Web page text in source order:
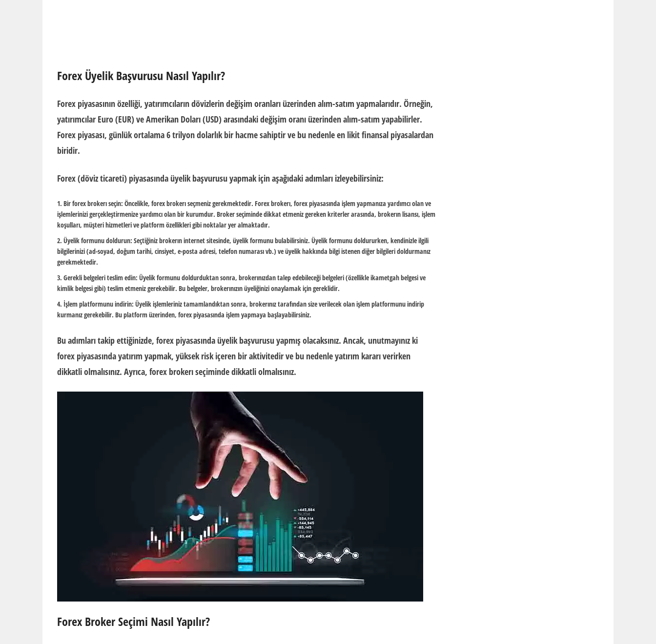
Forex Üyelik Başvurusu Nasıl Yapılır?
Forex piyasasının özelliği, yatırımcıların dövizlerin değişim oranları üzerinden alım-satım yapmalarıdır. Örneğin,
yatırımcılar Euro (EUR) ve Amerikan Doları (USD) arasındaki değişim oranı üzerinden alım-satım yapabilirler.
Forex piyasası, günlük ortalama 6 trilyon dolarlık bir hacme sahiptir ve bu nedenle en likit finansal piyasalardan
biridir.
Forex (döviz ticareti) piyasasında üyelik başvurusu yapmak için aşağıdaki adımları izleyebilirsiniz:
Bir forex brokerı seçin: Öncelikle, forex brokerı seçmeniz gerekmektedir. Forex brokerı, forex piyasasında işlem yapmanıza yardımcı olan ve
işlemlerinizi gerçekleştirmenize yardımcı olan bir kurumdur. Broker seçiminde dikkat etmeniz gereken kriterler arasında, brokerın lisansı, işlem
koşulları, müşteri hizmetleri ve platform özellikleri gibi noktalar yer almaktadır.
Üyelik formunu doldurun: Seçtiğiniz brokerın internet sitesinde, üyelik formunu bulabilirsiniz. Üyelik formunu doldururken, kendinizle ilgili
bilgilerinizi (ad-soyad, doğum tarihi, cinsiyet, e-posta adresi, telefon numarası vb.) ve üyelik hakkında bilgi istenen diğer bilgileri doldurmanız
gerekmektedir.
Gerekli belgeleri teslim edin: Üyelik formunu doldurduktan sonra, brokerınızdan talep edebileceği belgeleri (özellikle ikametgah belgesi ve
kimlik belgesi gibi) teslim etmeniz gerekebilir. Bu belgeler, brokerınızın üyeliğinizi onaylamak için gereklidir.
İşlem platformunu indirin: Üyelik işlemleriniz tamamlandıktan sonra, brokerınız tarafından size verilecek olan işlem platformunu indirip
kurmanız gerekebilir. Bu platform üzerinden, forex piyasasında işlem yapmaya başlayabilirsiniz.
Bu adımları takip ettiğinizde, forex piyasasında üyelik başvurusu yapmış olacaksınız. Ancak, unutmayınız ki
forex piyasasında yatırım yapmak, yüksek risk içeren bir aktivitedir ve bu nedenle yatırım kararı verirken
dikkatli olmalısınız. Ayrıca, forex brokerı seçiminde dikkatli olmalısınız.
Forex Broker Seçimi Nasıl Yapılır?